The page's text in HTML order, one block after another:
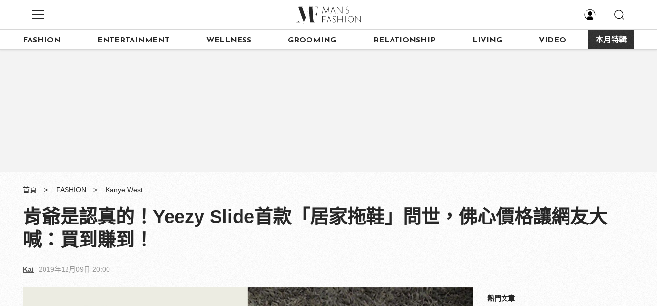
FASHION ENTERTAINMENT WELLNESS GROOMING RELATIONSHIP LIVING VIDEO 本月特輯
首頁 FASHION Kanye West
肯爺是認真的！Yeezy Slide首款「居家拖鞋」問世，佛心價格讓網友大
喊：買到賺到！
Kai 2019年12月09日 20:00
熱門文章